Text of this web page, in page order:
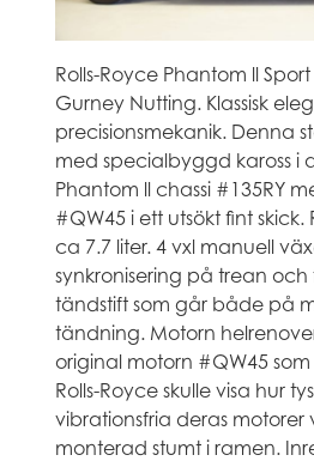
Rolls-Royce Phantom ll
Gurney Nutting. Klassisk
precisionsmekanik. Denna
med specialbyggd kaross i
Phantom ll chassi #135RY
#QW45 i ett utsökt fint
ca 7.7 liter. 4 vxl manuell
synkronisering på trean
tändstift som går både på
tändning. Motorn
original motorn #QW45 som
Rolls-Royce skulle visa hur
vibrationsfria deras motorer
monterad stumt i ramen.